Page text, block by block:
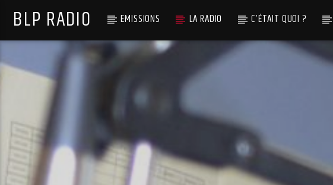
BLP RADIO EMISSIONS LA RADIO C’ÉTAIT QUOI ?